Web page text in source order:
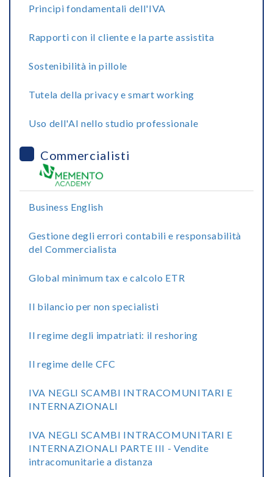
Principi fondamentali dell'IVA
Rapporti con il cliente e la parte assistita
Sostenibilità in pillole
Tutela della privacy e smart working
Uso dell'AI nello studio professionale
Commercialisti
Business English
Gestione degli errori contabili e responsabilità
del Commercialista
Global minimum tax e calcolo ETR
Il bilancio per non specialisti
Il regime degli impatriati: il reshoring
Il regime delle CFC
IVA NEGLI SCAMBI INTRACOMUNITARI E
INTERNAZIONALI
IVA NEGLI SCAMBI INTRACOMUNITARI E
INTERNAZIONALI PARTE III - Vendite
intracomunitarie a distanza